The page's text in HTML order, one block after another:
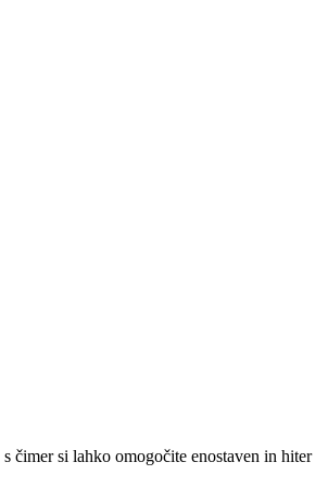
čimer si lahko omogočite enostaven in hiter